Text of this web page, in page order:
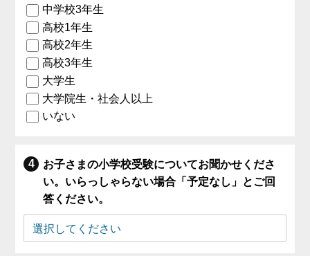
中学校3年生
高校1年生
高校2年生
高校3年生
大学生
大学院生・社会人以上
いない
お子さまの小学校受験についてお聞かせくださ
い。いらっしゃらない場合「予定なし」とご回
答ください。